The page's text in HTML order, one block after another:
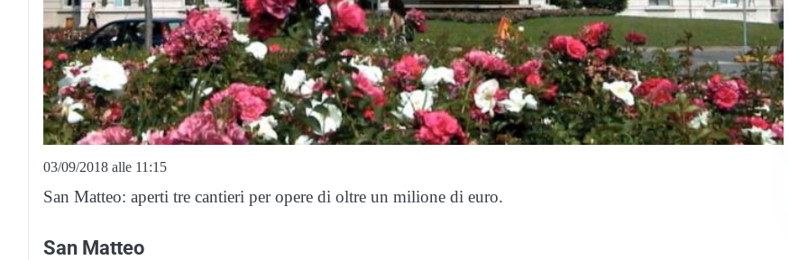
03/09/2018 alle 11:15
San Matteo: aperti tre cantieri per opere di oltre un milione di euro.
San Matteo